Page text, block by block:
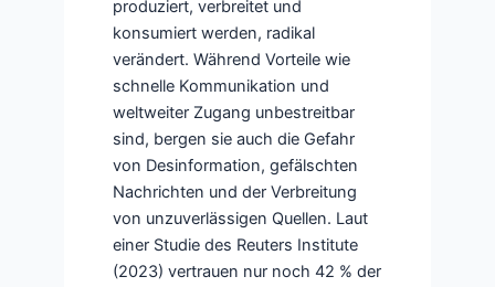
produziert, verbreitet und
konsumiert werden, radikal
verändert. Während Vorteile wie
schnelle Kommunikation und
weltweiter Zugang unbestreitbar
sind, bergen sie auch die Gefahr
von Desinformation, gefälschten
Nachrichten und der Verbreitung
von unzuverlässigen Quellen. Laut
einer Studie des Reuters Institute
(2023) vertrauen nur noch 42 % der